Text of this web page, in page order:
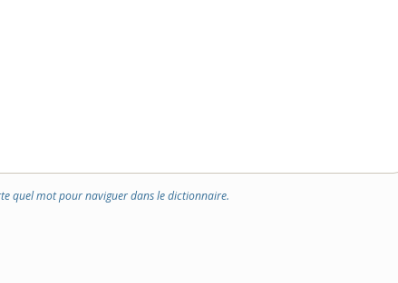
quel mot pour naviguer dans le dictionnaire.